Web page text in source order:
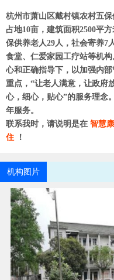
杭州市萧山区戴村镇农村五
占地10亩，建筑面积2500平
保供养老人29人，社会寄养7
食堂、仁爱家园工疗站等机
心和正确指导下，以加强内
重点，“让老人满意，让政府
心，细心，贴心”的服务理念
年服务。
联系我时，请说明是在 智慧
住 ！
机构图片